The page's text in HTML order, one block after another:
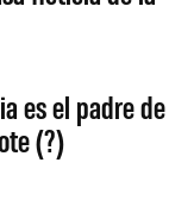
es el padre de
(?)